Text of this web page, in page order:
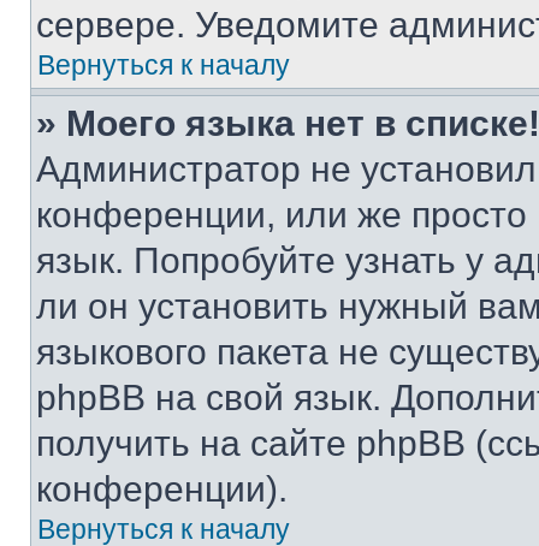
сервере. Уведомите
Вернуться к началу
» Моего языка нет в списке!
Администратор не
конференции, или же
язык. Попробуйте узнать у
ли он установить нужный
языкового пакета не
phpBB на свой язык.
получить на сайте phpBB
конференции).
Вернуться к началу